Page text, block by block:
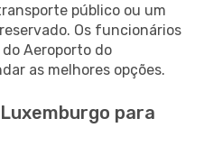
público ou um
Os funcionários
Aeroporto do
as melhores opções.
para